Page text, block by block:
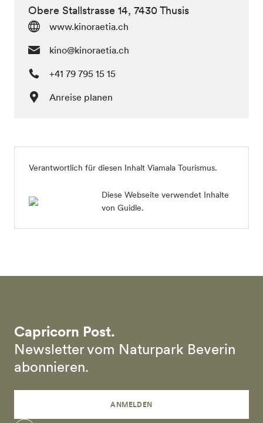
Obere Stallstrasse 14, 7430 Thusis
www.kinoraetia.ch
kino@kinoraetia.ch
+41 79 795 15 15
Anreise planen
Verantwortlich für diesen Inhalt Viamala Tourismus.
Diese Webseite verwendet Inhalte
von Guidle.
Capricorn Post.
Newsletter vom Naturpark Beverin
abonnieren.
ANMELDEN